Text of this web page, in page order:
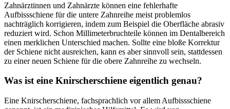
Zahnärztinnen und Zahnärzte können eine fehlerhafte
Aufbissschiene für die untere Zahnreihe meist problemlos
nachträglich korrigieren, indem zum Beispiel die Oberfläche abrasiv
reduziert wird. Schon Millimeterbruchteile können im Dentalbereich
einen merklichen Unterschied machen. Sollte eine bloße Korrektur
der Schiene nicht ausreichen, kann es aber sinnvoll sein, stattdessen
zu einer neuen Schiene für die obere Zahnreihe zu wechseln.
Was ist eine Knirscherschiene eigentlich genau?
Eine Knirscherschiene, fachsprachlich vor allem Aufbissschiene